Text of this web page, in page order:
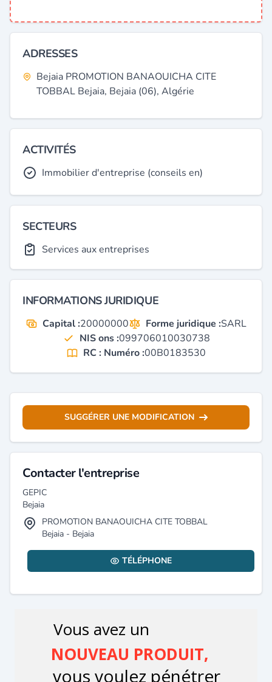
ADRESSES
Bejaia PROMOTION BANAOUICHA CITE
TOBBAL Bejaia, Bejaia (06), Algérie
ACTIVITÉS
Immobilier d'entreprise (conseils en)
SECTEURS
Services aux entreprises
INFORMATIONS JURIDIQUE
Capital :20000000 Forme juridique :SARL
NIS ons :099706010030738
RC : Numéro :00B0183530
SUGGÉRER UNE MODIFICATION
Contacter l'entreprise
GEPIC
Bejaia
PROMOTION BANAOUICHA CITE TOBBAL
Bejaia - Bejaia
TÉLÉPHONE